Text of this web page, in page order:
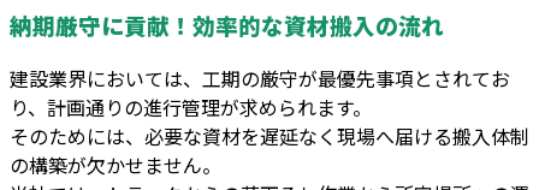
納期厳守に貢献！効率的な資材搬入の流れ
建設業界においては、工期の厳守が最優先事項とされてお
り、計画通りの進行管理が求められます。
そのためには、必要な資材を遅延なく現場へ届ける搬入体制
の構築が欠かせません。